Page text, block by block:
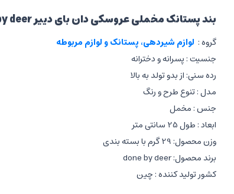
بند پستانک مخملی عروسکی دان بای دییر done by deer
گروه : لوازم شیردهی، پستانک و لوازم مربوطه
جنسیت : پسرانه و دخترانه
رده سنی: از بدو تولد به بالا
مدل : تنوع طرح و رنگ
جنس : مخمل
ابعاد : طول 25 سانتی متر
وزن محصول: 29 گرم با بسته بندی
برند محصول: done by deer
کشور تولید کننده : چین